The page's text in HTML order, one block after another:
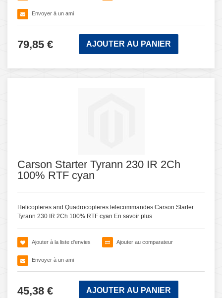
Envoyer à un ami
79,85 € AJOUTER AU PANIER
Carson Starter Tyrann 230 IR 2Ch
100% RTF cyan
Helicopteres and Quadrocopteres telecommandes Carson Starter
Tyrann 230 IR 2Ch 100% RTF cyan En savoir plus
Ajouter à la liste d'envies Ajouter au comparateur
Envoyer à un ami
45,38 € AJOUTER AU PANIER